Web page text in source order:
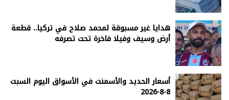
هدايا غير مسبوقة لمحمد صلاح في تركيا.. قطعة
أرض وسيف وفيلا فاخرة تحت تصرفه
أسعار الحديد والأسمنت في الأسواق اليوم السبت
8-8-2026